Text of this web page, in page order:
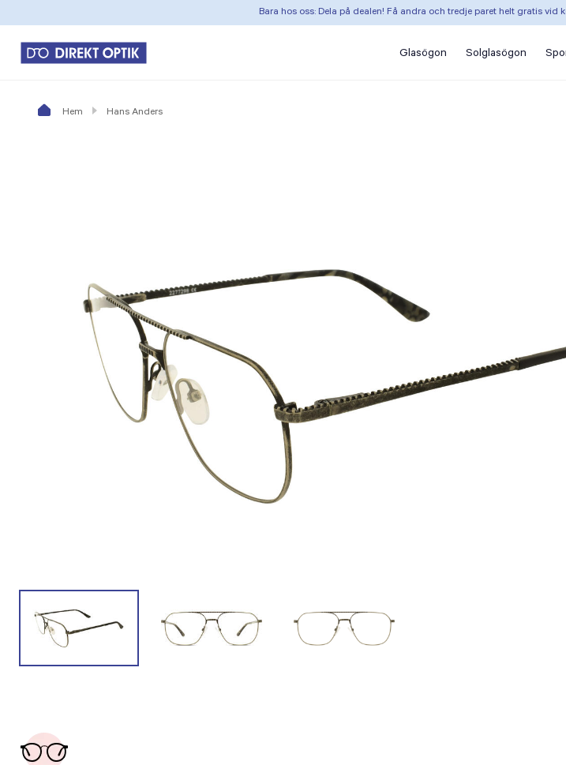
Bara hos oss: Dela på dealen! Få andra och tredje paret helt gratis vid
Glasögon Solglasögon
Hem Hans Anders